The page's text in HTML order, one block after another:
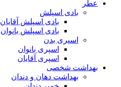
عطر
بادی اسپلش
بادی اسپلش آقایان
بادی اسپلش بانوان
اسپری بدن
اسپری بانوان
اسپری آقایان
بهداشت شخصی
بهداشت دهان و دندان